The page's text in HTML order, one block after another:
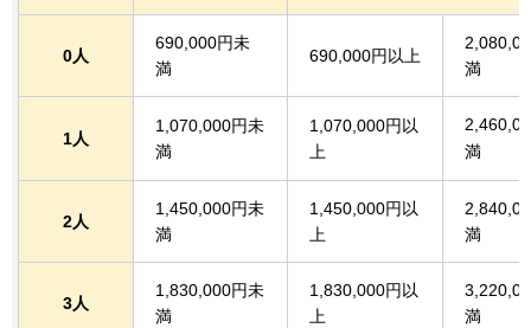
0人
690,000円未
満
690,000円以上
満
1人
1,070,000円未
満
1,070,000円以
上
満
2人
1,450,000円未
満
1,450,000円以
上
満
3人
1,830,000円未
満
1,830,000円以
上
満